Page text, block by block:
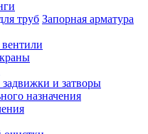
Запорная арматура
и затворы
назначения